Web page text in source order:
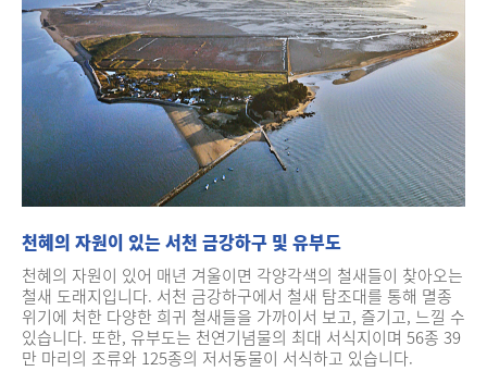
천혜의 자원이 있는 서천 금강하구 및 유부도
천혜의 자원이 있어 매년 겨울이면 각양각색의 철새들이 찾아오는
철새 도래지입니다. 서천 금강하구에서 철새 탐조대를 통해 멸종
위기에 처한 다양한 희귀 철새들을 가까이서 보고, 즐기고, 느낄 수
있습니다. 또한, 유부도는 천연기념물의 최대 서식지이며 56종 39
만 마리의 조류와 125종의 저서동물이 서식하고 있습니다.